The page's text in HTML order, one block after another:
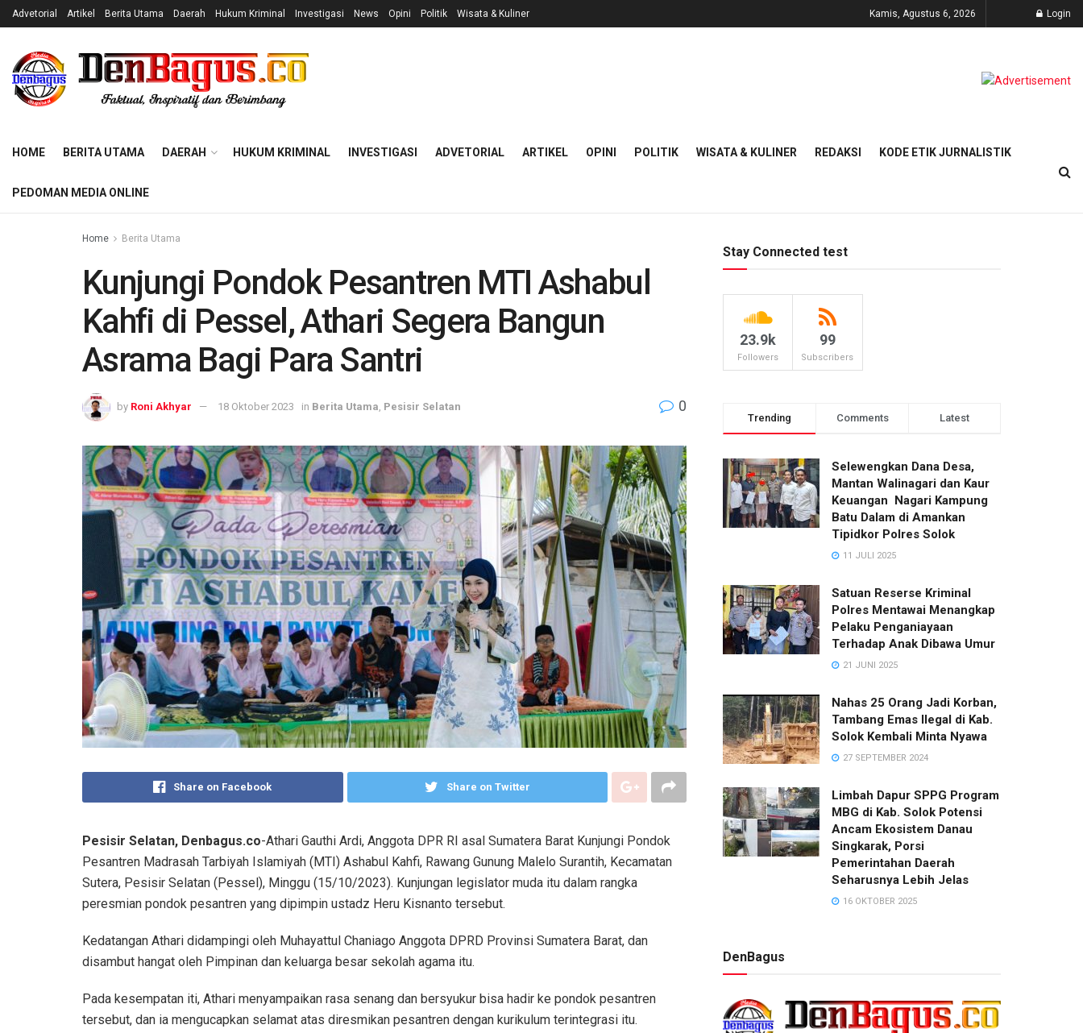
Advetorial Artikel Berita Utama Daerah Hukum Kriminal Investigasi News Opini Politik Wisata & Kuliner Kamis, Agustus 6, 2026 Login
HOME BERITA UTAMA DAERAH HUKUM KRIMINAL INVESTIGASI ADVETORIAL ARTIKEL OPINI POLITIK WISATA & KULINER REDAKSI KODE ETIK JURNALISTIK
PEDOMAN MEDIA ONLINE
Home Berita Utama
Kunjungi Pondok Pesantren MTI Ashabul
Kahfi di Pessel, Athari Segera Bangun
Asrama Bagi Para Santri
by Roni Akhyar 18 Oktober 2023 in Berita Utama Pesisir Selatan 0
Share on Facebook Share on Twitter
Pesisir Selatan, Denbagus.co-Athari Gauthi Ardi, Anggota DPR RI asal Sumatera Barat Kunjungi Pondok
Pesantren Madrasah Tarbiyah Islamiyah (MTI) Ashabul Kahfi, Rawang Gunung Malelo Surantih, Kecamatan
Sutera, Pesisir Selatan (Pessel), Minggu (15/10/2023). Kunjungan legislator muda itu dalam rangka
peresmian pondok pesantren yang dipimpin ustadz Heru Kisnanto tersebut.
Kedatangan Athari didampingi oleh Muhayattul Chaniago Anggota DPRD Provinsi Sumatera Barat, dan
disambut hangat oleh Pimpinan dan keluarga besar sekolah agama itu.
Pada kesempatan iti, Athari menyampaikan rasa senang dan bersyukur bisa hadir ke pondok pesantren
tersebut, dan ia mengucapkan selamat atas diresmikan pesantren dengan kurikulum terintegrasi itu.
Stay Connected test
23.9k
Followers
99
Subscribers
Trending Comments Latest
Selewengkan Dana Desa,
Mantan Walinagari dan Kaur
Keuangan Nagari Kampung
Batu Dalam di Amankan
Tipidkor Polres Solok
11 JULI 2025
Satuan Reserse Kriminal
Polres Mentawai Menangkap
Pelaku Penganiayaan
Terhadap Anak Dibawa Umur
21 JUNI 2025
Nahas 25 Orang Jadi Korban,
Tambang Emas Ilegal di Kab.
Solok Kembali Minta Nyawa
27 SEPTEMBER 2024
Limbah Dapur SPPG Program
MBG di Kab. Solok Potensi
Ancam Ekosistem Danau
Singkarak, Porsi
Pemerintahan Daerah
Seharusnya Lebih Jelas
16 OKTOBER 2025
DenBagus